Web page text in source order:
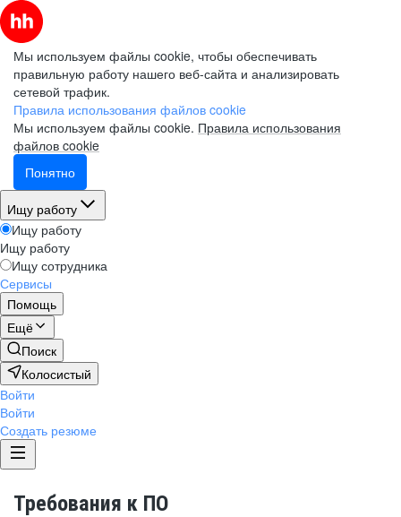
Мы используем файлы cookie, чтобы обеспечивать
правильную работу нашего веб-сайта и анализировать
сетевой трафик.
Правила использования файлов cookie
Мы используем файлы cookie. Правила использования
файлов cookie
Понятно
Ищу работу
Ищу работу
Ищу работу
Ищу сотрудника
Сервисы
Помощь
Ещё
Поиск
Колосистый
Войти
Войти
Создать резюме
Требования к ПО